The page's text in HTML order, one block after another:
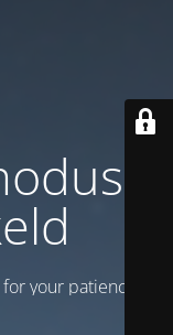
is
your patience!